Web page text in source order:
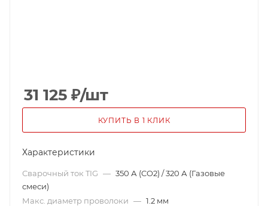
31 125 ₽/шт
КУПИТЬ В 1 КЛИК
Характеристики
Сварочный ток TIG — 350 А (CO2) / 320 А (Газовые
смеси)
Макс. диаметр проволоки — 1.2 мм